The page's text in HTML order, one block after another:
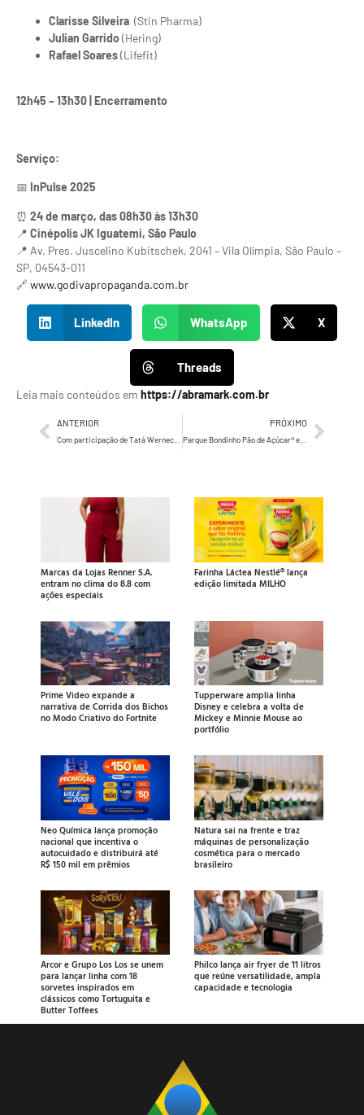
Clarisse Silveira (Stin Pharma)
Julian Garrido(Hering)
Rafael Soares(Lifefit)
12h45 – 13h30 | Encerramento
Serviço:
📅 InPulse 2025
⏰ 24 de março, das 08h30 às 13h30
📍 Cinépolis JK Iguatemi, São Paulo
📍 Av. Pres. Juscelino Kubitschek, 2041 – Vila Olímpia, São Paulo –
SP, 04543-011
🔗 www.godivapropaganda.com.br
LinkedIn WhatsApp X
Threads
Leia mais conteúdos em https://abramark.com.br
ANTERIOR PRÓXIMO
Parque Bondinho Pão de Açúcar® e Blue Moon promovem experiência para a Lua de Sangue
Marcas da Lojas Renner S.A.
entram no clima do 8.8 com
ações especiais
Farinha Láctea Nestlé® lança
edição limitada MILHO
Prime Video expande a
narrativa de Corrida dos Bichos
no Modo Criativo do Fortnite
Tupperware amplia linha
Disney e celebra a volta de
Mickey e Minnie Mouse ao
portfólio
Neo Química lança promoção
nacional que incentiva o
autocuidado e distribuirá até
R$ 150 mil em prêmios
Natura sai na frente e traz
máquinas de personalização
cosmética para o mercado
brasileiro
Arcor e Grupo Los Los se unem
para lançar linha com 18
sorvetes inspirados em
clássicos como Tortuguita e
Butter Toffees
Philco lança air fryer de 11 litros
que reúne versatilidade, ampla
capacidade e tecnologia